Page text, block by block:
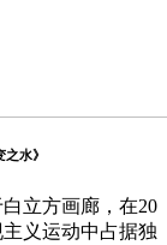
水》
立方画廊，在20
义运动中占据独